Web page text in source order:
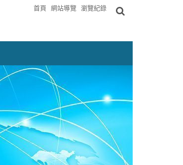
首頁 網站導覽 瀏覽紀錄